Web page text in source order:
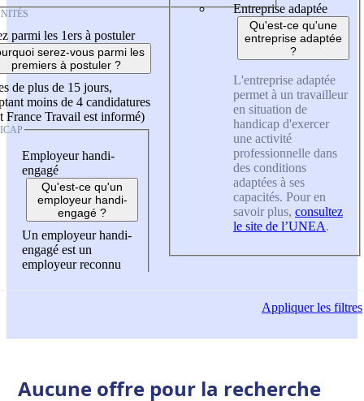
parmi les 1ers à postuler
serez-vous parmi les
premiers à postuler ?
de plus de 15 jours,
moins de 4 candidatures
France Travail est informé)
Employeur handi-
engagé
Qu'est-ce qu'un
employeur handi-
engagé ?
Un employeur handi-
engagé est un
employeur reconnu
Entreprise adaptée
Qu'est-ce qu'une
entreprise adaptée
?
L'entreprise adaptée
permet à un travailleur
en situation de
handicap d'exercer
une activité
professionnelle dans
des conditions
adaptées à ses
capacités. Pour en
savoir plus, consultez
le site de l’UNEA.
Appliquerles filtres
Aucune offre pour la recherche